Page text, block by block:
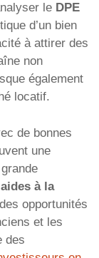
le DPE
d’un bien
à attirer des
non
également
locatif.
de bonnes
une
aides à la
opportunités
et les
des